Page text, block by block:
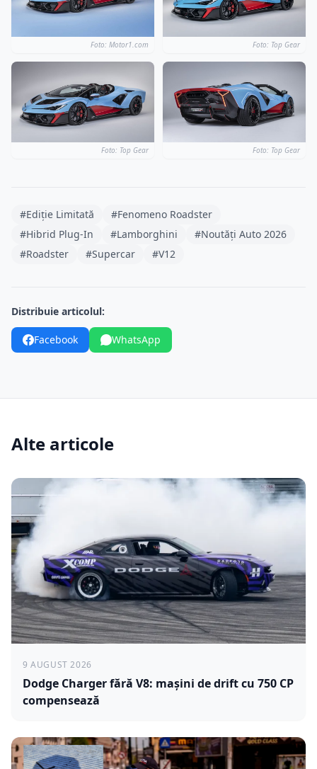
Foto: Motor1.com Foto: Top Gear
Foto: Top Gear Foto: Top Gear
#Ediție Limitată
#Fenomeno Roadster
#Hibrid Plug-In
#Lamborghini
#Noutăți Auto 2026
#Roadster
#Supercar #V12
Distribuie articolul:
Facebook WhatsApp
Alte articole
9 AUGUST 2026
Dodge Charger fără V8: mașini de drift cu 750 CP
compensează